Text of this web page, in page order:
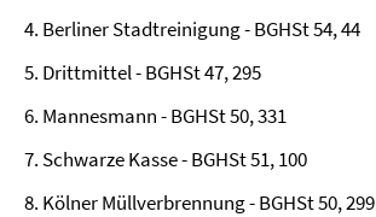
4. Berliner Stadtreinigung - BGHSt 54, 44
5. Drittmittel - BGHSt 47, 295
6. Mannesmann - BGHSt 50, 331
7. Schwarze Kasse - BGHSt 51, 100
8. Kölner Müllverbrennung - BGHSt 50, 299